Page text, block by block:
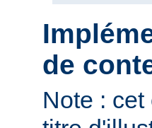
de
Note :